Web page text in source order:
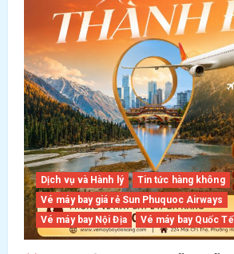
Dịch vụ và Hành lý
Tin tức hàng không
Vé máy bay giá rẻ Sun Phuquoc Airways
Vé máy bay Nội Địa
Vé máy bay Quốc Tế